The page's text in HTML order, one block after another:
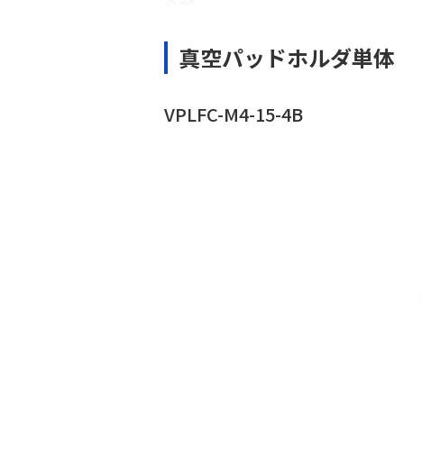
真空パッドホルダ単体
VPLFC-M4-15-4B